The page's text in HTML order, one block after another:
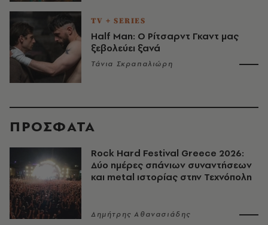
TV + SERIES
Half Man: Ο Ρίτσαρντ Γκαντ μας
ξεβολεύει ξανά
Τάνια Σκραπαλιώρη
ΠΡΟΣΦΑΤΑ
Rock Hard Festival Greece 2026:
Δύο ημέρες σπάνιων συναντήσεων
και metal ιστορίας στην Τεχνόπολη
Δημήτρης Αθανασιάδης